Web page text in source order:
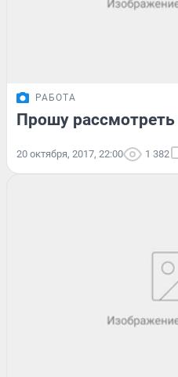
РАБОТА
Прошу
20 октября, 2017, 22:00 1 382